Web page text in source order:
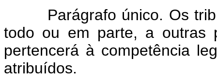
Parágrafo único. Os
todo ou em parte, a outras
pertencerá à competência
atribuídos.